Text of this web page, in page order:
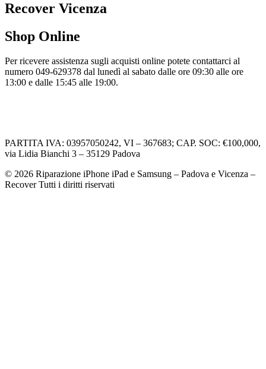
Recover Vicenza
Shop Online
Per ricevere assistenza sugli acquisti online potete contattarci al
numero 049-629378 dal lunedì al sabato dalle ore 09:30 alle ore
13:00 e dalle 15:45 alle 19:00.
PARTITA IVA: 03957050242, VI – 367683; CAP. SOC: €100,000,
via Lidia Bianchi 3 – 35129 Padova
© 2026 Riparazione iPhone iPad e Samsung – Padova e Vicenza –
Recover Tutti i diritti riservati